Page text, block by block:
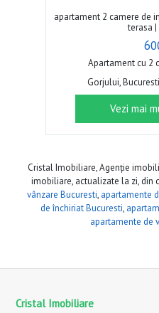
apartament 2 camere de
terasa
Apartament cu 2
Gorjului, Bucuresti
Vezi mai
Cristal Imobiliare, Agenție
imobiliare, actualizate la zi, din
vânzare Bucuresti, apartamente
de închiriat Bucuresti,
apartamente de
Cristal Imobiliare